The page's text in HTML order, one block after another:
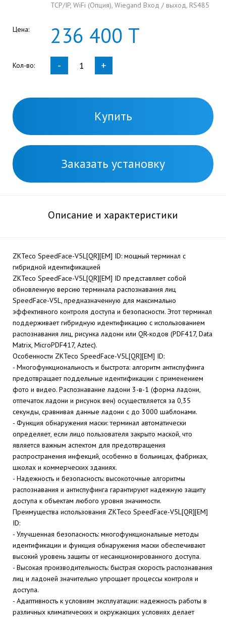
TCP/IP, WiFi (Опция), Wiegand Вход / выход, RS485
Цена: 236 400 Т
Кол-во: - +
Купить
Заказать установку
Описание и характеристики
ZKTeco SpeedFace-V5L[QR][EM] ID: мощный терминал с
гибридной идентификацией
ZKTeco SpeedFace-V5L[QR][EM] ID представляет собой
обновленную версию терминала распознавания лиц
SpeedFace-V5L, предназначенную для максимально
эффективного контроля доступа и безопасности. Этот терминал
поддерживает гибридную идентификацию с использованием
распознавания лиц, рисунка ладони или QR-кодов (PDF417, Data
Matrix, MicroPDF417, Aztec).
Особенности ZKTeco SpeedFace-V5L[QR][EM] ID:
- Многофункциональность и быстрота: алгоритм антиспуфинга
предотвращает поддельные идентификации с применением
фото и видео. Распознавание ладони 3-в-1 (форма ладони,
отпечаток ладони и рисунок вен) осуществляется за 0,35
секунды, сравнивая данные ладони с до 3000 шаблонами.
- Функция обнаружения маски: терминал автоматически
определяет, если лицо пользователя закрыто маской, что
является важным аспектом для предотвращения
распространения инфекций, особенно в больницах, фабриках,
школах и коммерческих зданиях.
- Надежность и безопасность: высокоточные алгоритмы
распознавания и антиспуфинга гарантируют надежную защиту
доступа к объектам любого уровня значимости.
Преимущества использования ZKTeco SpeedFace-V5L[QR][EM]
ID:
- Улучшенная безопасность: многофункциональные методы
идентификации и функция обнаружения маски обеспечивают
высокий уровень защиты от несанкционированного доступа.
- Высокая производительность: быстрая скорость распознавания
лиц и ладоней значительно упрощает процессы контроля и
доступа.
- Адаптивность к условиям эксплуатации: надежность работы в
различных климатических и окружающих условиях делает